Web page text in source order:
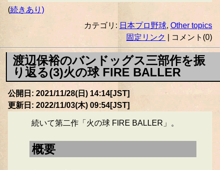
(続きあり)
カテゴリ: 日本プロ野球, Other topics
固定リンク
| コメント(0)
渡辺保裕のバンドッグス三部作を振
り返る(3)火の球 FIRE BALLER
公開日: 2021/11/28(日) 14:14[JST]
更新日: 2022/11/03(木) 09:54[JST]
続いて第二作「火の球 FIRE BALLER」。
概要